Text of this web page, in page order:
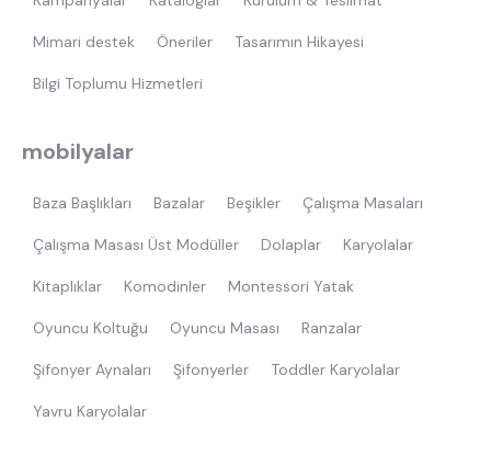
Mimari destek Öneriler Tasarımın Hikayesi
Bilgi Toplumu Hizmetleri
mobilyalar
Baza Başlıkları Bazalar Beşikler Çalışma Masaları
Çalışma Masası Üst Modüller Dolaplar Karyolalar
Kitaplıklar Komodinler Montessori Yatak
Oyuncu Koltuğu Oyuncu Masası Ranzalar
Şifonyer Aynaları Şifonyerler Toddler Karyolalar
Yavru Karyolalar